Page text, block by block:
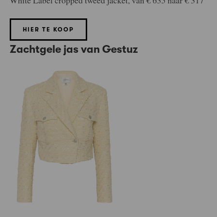
HIER TE KOOP
Zachtgele jas van Gestuz